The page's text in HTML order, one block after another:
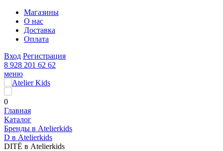
Магазины
О нас
Доставка
Оплата
Вход Регистрация
8 928 201 62 62
меню
0
Главная
Каталог
Бренды в Atelierkids
D в Atelierkids
DITЁ в Atelierkids